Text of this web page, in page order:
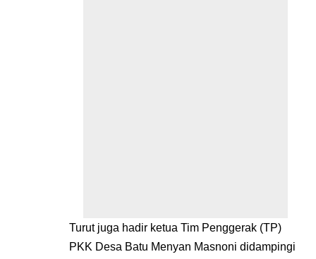
Turut juga hadir ketua Tim Penggerak (TP)
PKK Desa Batu Menyan Masnoni didampingi